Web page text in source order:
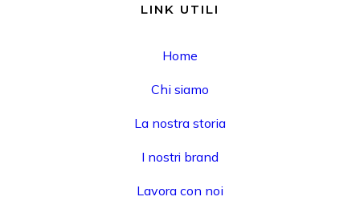
LINK UTILI
Home
Chi siamo
La nostra storia
I nostri brand
Lavora con noi